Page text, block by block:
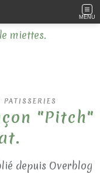
MENU
PATISSERIES
"Pitch"
depuis Overblog